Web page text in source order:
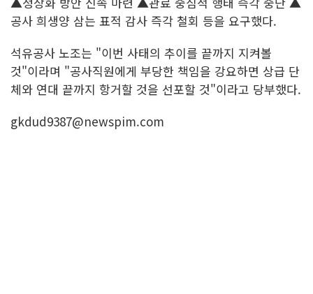
공사 희생양 삼는 표적 감사 즉각 철회 등을 요구했다.
석유공사 노조는 "이번 사태의 추이를 끝까지 지켜볼
것"이라며 "공사직원에게 부당한 책임을 강요하면 상급 단
체와 연대 끝까지 항거할 것을 선포할 것"이라고 당부했다.
gkdud9387@newspim.com